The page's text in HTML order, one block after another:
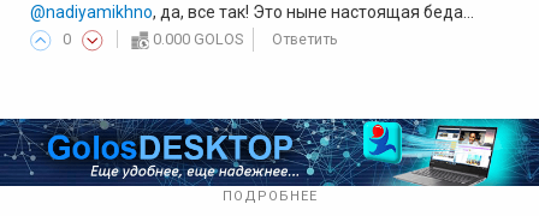
@nadiyamikhno, да, все так! Это ныне настоящая беда...
0 0.000 GOLOS Ответить
ПОДРОБНЕЕ